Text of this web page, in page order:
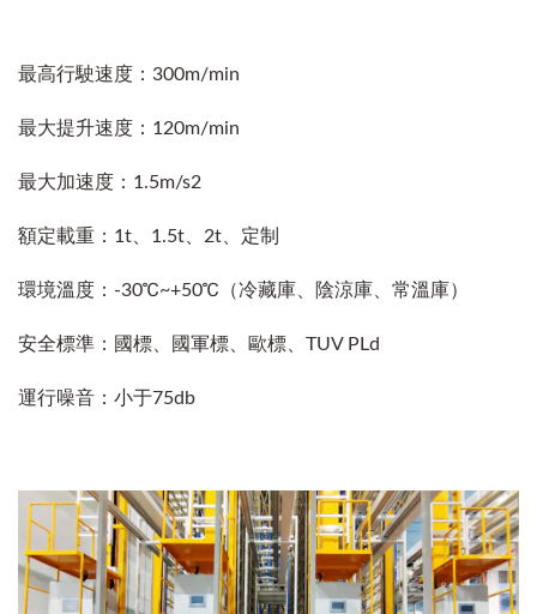
最高行駛速度：300m/min
最大提升速度：120m/min
最大加速度：1.5m/s2
額定載重：1t、1.5t、2t、定制
環境溫度：-30℃~+50℃（冷藏庫、陰涼庫、常溫庫）
安全標準：國標、國軍標、歐標、TUV PLd
運行噪音：小于75db